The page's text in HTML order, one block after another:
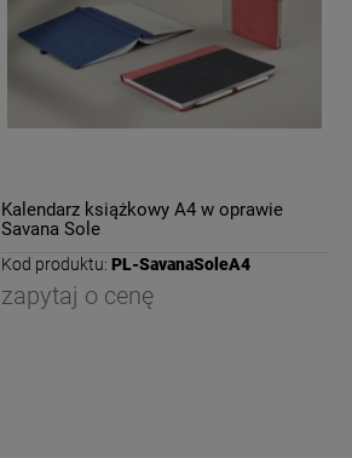
Kalendarz książkowy A4 w oprawie
Savana Sole
Kod produktu: PL-SavanaSoleA4
zapytaj o cenę